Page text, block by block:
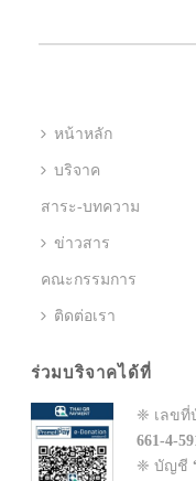
หน้าหลัก
บริจาค
สาระ-บทความ
ข่าวสาร
คณะกรรมการ
ติดต่อเรา
ร่วมบริจาคได้ที่
❈ เลข
661-4-
❈ บัญชี